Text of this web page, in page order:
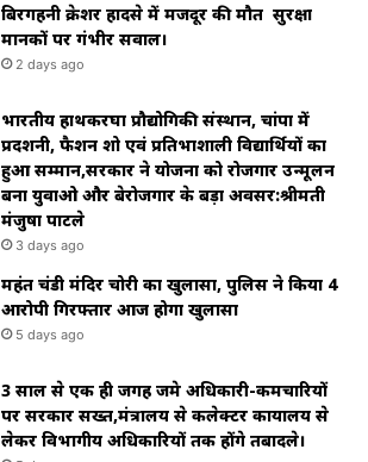
बिरगहनी क्रेशर हादसे में मजदूर की मौत सुरक्षा
मानकों पर गंभीर सवाल।
2 days ago
भारतीय हाथकरघा प्रौद्योगिकी संस्थान, चांपा में
प्रदर्शनी, फैशन शो एवं प्रतिभाशाली विद्यार्थियों का
हुआ सम्मान,सरकार ने योजना को रोजगार उन्मूलन
बना युवाओ और बेरोजगार के बड़ा अवसर:श्रीमती
मंजुषा पाटले
3 days ago
महंत चंडी मंदिर चोरी का खुलासा, पुलिस ने किया 4
आरोपी गिरफ्तार आज होगा खुलासा
5 days ago
3 साल से एक ही जगह जमे अधिकारी-कर्मचारियों
पर सरकार सख्त,मंत्रालय से कलेक्टर कार्यालय से
लेकर विभागीय अधिकारियों तक होंगे तबादले।